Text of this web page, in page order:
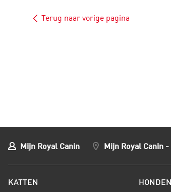
Terug naar vorige pagina
Mijn Royal Canin Mijn Royal Canin
KATTEN HONDEN